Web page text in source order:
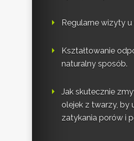
Regularne wizyty
Kształtowanie
naturalny sposób.
Jak skutecznie
olejek z twarzy, by
zatykania porów i